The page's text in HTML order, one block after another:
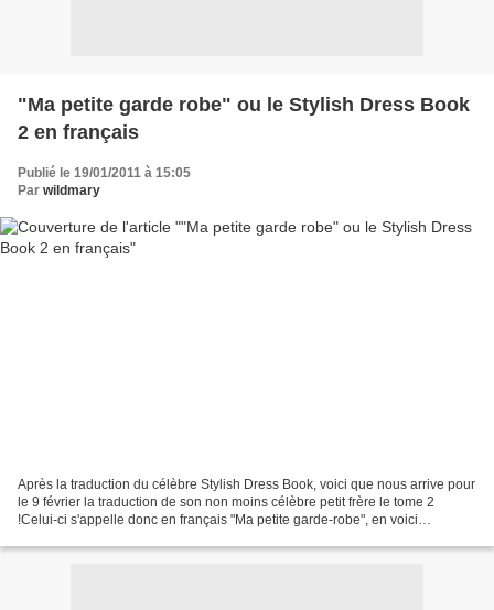
"Ma petite garde robe" ou le Stylish Dress Book
2 en français
Publié le 19/01/2011 à 15:05
Par wildmary
Après la traduction du célèbre Stylish Dress Book, voici que nous arrive pour
le 9 février la traduction de son non moins célèbre petit frère le tome 2
!Celui-ci s'appelle donc en français "Ma petite garde-robe", en voici